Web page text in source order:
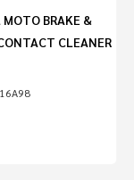
MOTO BRAKE &
CLEANER